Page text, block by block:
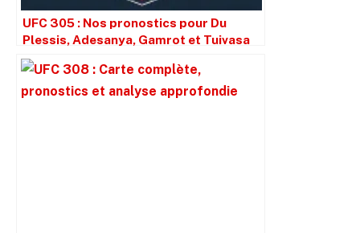
UFC 305 : Nos pronostics pour Du
Plessis, Adesanya, Gamrot et Tuivasa